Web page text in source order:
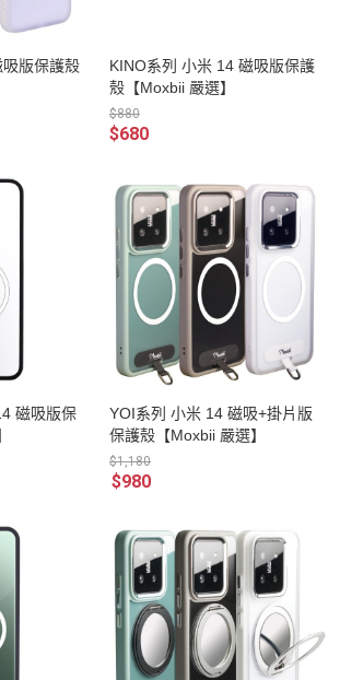
版保護殼
KINO系列 小米 14 磁吸版保護
殼【Moxbii 嚴選】
$880
$680
磁吸版保
YOI系列 小米 14 磁吸+掛片版
保護殼【Moxbii 嚴選】
$1,180
$980